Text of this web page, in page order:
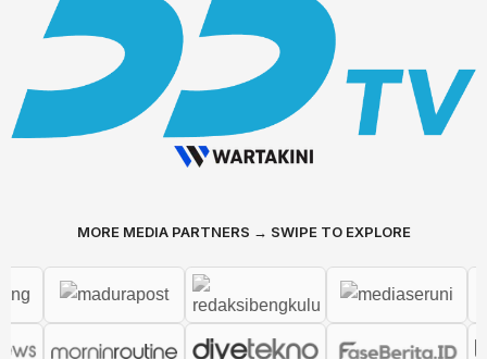
MORE MEDIA PARTNERS → SWIPE TO EXPLORE